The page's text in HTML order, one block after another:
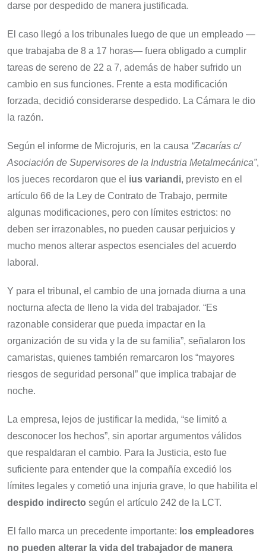
darse por despedido de manera justificada.
El caso llegó a los tribunales luego de que un empleado —
que trabajaba de 8 a 17 horas— fuera obligado a cumplir
tareas de sereno de 22 a 7, además de haber sufrido un
cambio en sus funciones. Frente a esta modificación
forzada, decidió considerarse despedido. La Cámara le dio
la razón.
Según el informe de Microjuris, en la causa “Zacarías c/
Asociación de Supervisores de la Industria Metalmecánica”,
los jueces recordaron que el ius variandi, previsto en el
artículo 66 de la Ley de Contrato de Trabajo, permite
algunas modificaciones, pero con límites estrictos: no
deben ser irrazonables, no pueden causar perjuicios y
mucho menos alterar aspectos esenciales del acuerdo
laboral.
Y para el tribunal, el cambio de una jornada diurna a una
nocturna afecta de lleno la vida del trabajador. “Es
razonable considerar que pueda impactar en la
organización de su vida y la de su familia”, señalaron los
camaristas, quienes también remarcaron los “mayores
riesgos de seguridad personal” que implica trabajar de
noche.
La empresa, lejos de justificar la medida, “se limitó a
desconocer los hechos”, sin aportar argumentos válidos
que respaldaran el cambio. Para la Justicia, esto fue
suficiente para entender que la compañía excedió los
límites legales y cometió una injuria grave, lo que habilita el
despido indirecto según el artículo 242 de la LCT.
El fallo marca un precedente importante: los empleadores
no pueden alterar la vida del trabajador de manera